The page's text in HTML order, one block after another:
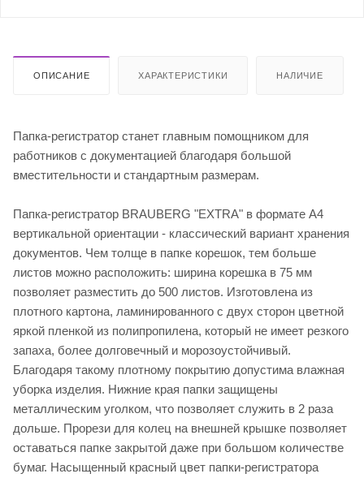
ОПИСАНИЕ ХАРАКТЕРИСТИКИ НАЛИЧИЕ
Папка-регистратор станет главным помощником для
работников с документацией благодаря большой
вместительности и стандартным размерам.
Папка-регистратор BRAUBERG "EXTRA" в формате А4
вертикальной ориентации - классический вариант хранения
документов. Чем толще в папке корешок, тем больше
листов можно расположить: ширина корешка в 75 мм
позволяет разместить до 500 листов. Изготовлена из
плотного картона, ламинированного с двух сторон цветной
яркой пленкой из полипропилена, который не имеет резкого
запаха, более долговечный и морозоустойчивый.
Благодаря такому плотному покрытию допустима влажная
уборка изделия. Нижние края папки защищены
металлическим уголком, что позволяет служить в 2 раза
дольше. Прорези для колец на внешней крышке позволяет
оставаться папке закрытой даже при большом количестве
бумаг. Насыщенный красный цвет папки-регистратора